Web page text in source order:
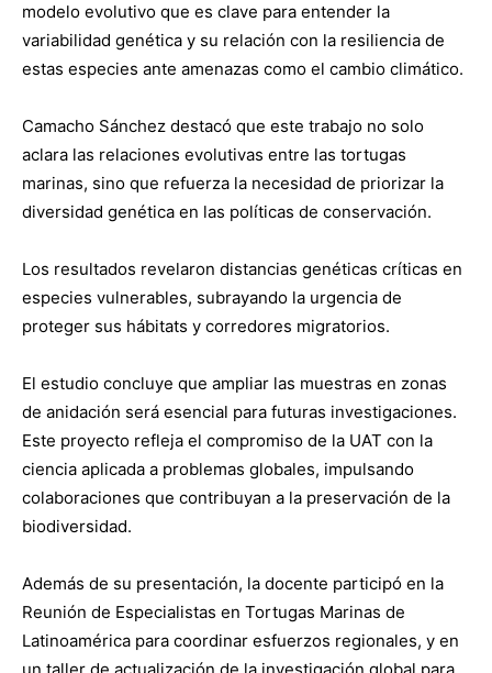
modelo evolutivo que es clave para entender la
variabilidad genética y su relación con la resiliencia de
estas especies ante amenazas como el cambio climático.
Camacho Sánchez destacó que este trabajo no solo
aclara las relaciones evolutivas entre las tortugas
marinas, sino que refuerza la necesidad de priorizar la
diversidad genética en las políticas de conservación.
Los resultados revelaron distancias genéticas críticas en
especies vulnerables, subrayando la urgencia de
proteger sus hábitats y corredores migratorios.
El estudio concluye que ampliar las muestras en zonas
de anidación será esencial para futuras investigaciones.
Este proyecto refleja el compromiso de la UAT con la
ciencia aplicada a problemas globales, impulsando
colaboraciones que contribuyan a la preservación de la
biodiversidad.
Además de su presentación, la docente participó en la
Reunión de Especialistas en Tortugas Marinas de
Latinoamérica para coordinar esfuerzos regionales, y en